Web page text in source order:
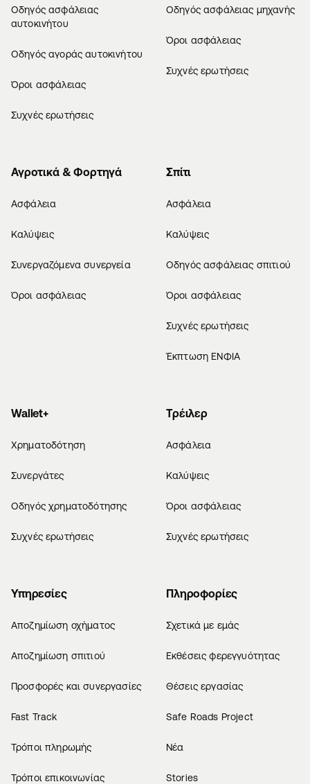
Οδηγός ασφάλειας
αυτοκινήτου
Οδηγός αγοράς αυτοκινήτου
Όροι ασφάλειας
Συχνές ερωτήσεις
Οδηγός ασφάλειας μηχανής
Όροι ασφάλειας
Συχνές ερωτήσεις
Αγροτικά & Φορτηγά
Ασφάλεια
Καλύψεις
Συνεργαζόμενα συνεργεία
Όροι ασφάλειας
Σπίτι
Ασφάλεια
Καλύψεις
Οδηγός ασφάλειας σπιτιού
Όροι ασφάλειας
Συχνές ερωτήσεις
Έκπτωση ΕΝΦΙΑ
Wallet+
Χρηματοδότηση
Συνεργάτες
Οδηγός χρηματοδότησης
Συχνές ερωτήσεις
Τρέιλερ
Ασφάλεια
Καλύψεις
Όροι ασφάλειας
Συχνές ερωτήσεις
Υπηρεσίες
Αποζημίωση οχήματος
Αποζημίωση σπιτιού
Προσφορές και συνεργασίες
Fast Track
Τρόποι πληρωμής
Τρόποι επικοινωνίας
Πληροφορίες
Σχετικά με εμάς
Εκθέσεις φερεγγυότητας
Θέσεις εργασίας
Safe Roads Project
Νέα
Stories